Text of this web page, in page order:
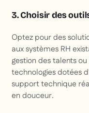
3. Choisir des
Optez pour des
aux systèmes RH
gestion des talents
technologies dotées
support technique
en douceur.